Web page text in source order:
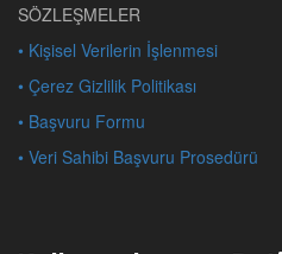
SÖZLEŞMELER
• Kişisel Verilerin İşlenmesi
• Çerez Gizlilik Politikası
• Başvuru Formu
• Veri Sahibi Başvuru Prosedürü